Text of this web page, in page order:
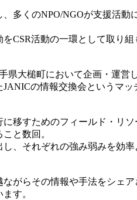
多くのNPO/NGOが支援活
CSR活動の一環として取り
県大槌町において企画・運
の情報交換会というマ
移すためのフィールド・リ
と数回。
、それぞれの強み弱みを効
がらその情報や手法をシェ
す。